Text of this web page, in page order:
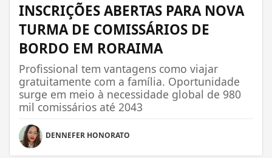
INSCRIÇÕES ABERTAS PARA NOVA
TURMA DE COMISSÁRIOS DE
BORDO EM RORAIMA
Profissional tem vantagens como viajar
gratuitamente com a família. Oportunidade
surge em meio à necessidade global de 980
mil comissários até 2043
DENNEFER HONORATO